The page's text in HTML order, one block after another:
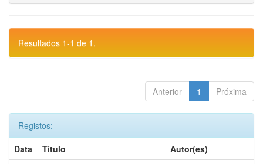
Resultados 1-1 de 1.
Anterior 1 Próxima
Registos:
Data
Título
Autor(es)